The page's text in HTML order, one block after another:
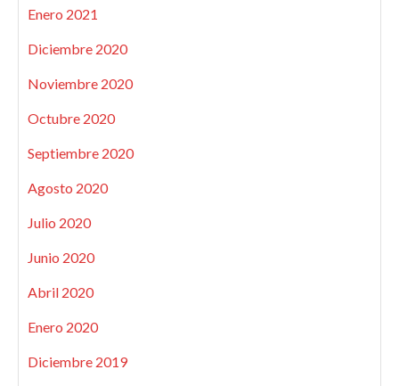
Enero 2021
Diciembre 2020
Noviembre 2020
Octubre 2020
Septiembre 2020
Agosto 2020
Julio 2020
Junio 2020
Abril 2020
Enero 2020
Diciembre 2019